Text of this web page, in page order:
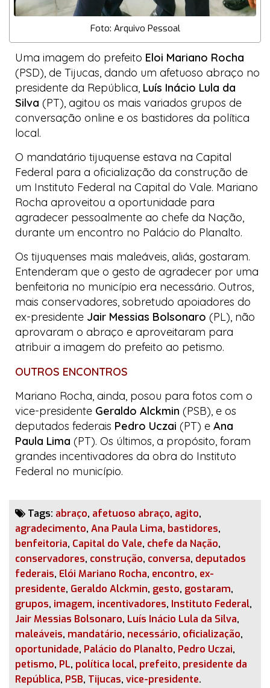
Foto: Arquivo Pessoal
Uma imagem do prefeito Eloi Mariano Rocha
(PSD), de Tijucas, dando um afetuoso abraço no
presidente da República, Luís Inácio Lula da
Silva (PT), agitou os mais variados grupos de
conversação online e os bastidores da política
local.
O mandatário tijuquense estava na Capital
Federal para a oficialização da construção de
um Instituto Federal na Capital do Vale. Mariano
Rocha aproveitou a oportunidade para
agradecer pessoalmente ao chefe da Nação,
durante um encontro no Palácio do Planalto.
Os tijuquenses mais maleáveis, aliás, gostaram.
Entenderam que o gesto de agradecer por uma
benfeitoria no município era necessário. Outros,
mais conservadores, sobretudo apoiadores do
ex-presidente Jair Messias Bolsonaro (PL), não
aprovaram o abraço e aproveitaram para
atribuir a imagem do prefeito ao petismo.
OUTROS ENCONTROS
Mariano Rocha, ainda, posou para fotos com o
vice-presidente Geraldo Alckmin (PSB), e os
deputados federais Pedro Uczai (PT) e Ana
Paula Lima (PT). Os últimos, a propósito, foram
grandes incentivadores da obra do Instituto
Federal no município.
Tags: abraço, afetuoso abraço, agito,
agradecimento, Ana Paula Lima, bastidores,
benfeitoria, Capital do Vale, chefe da Nação,
conservadores, construção, conversa, deputados
federais, Elói Mariano Rocha, encontro, ex-
presidente, Geraldo Alckmin, gesto, gostaram,
grupos, imagem, incentivadores, Instituto Federal,
Jair Messias Bolsonaro, Luís Inácio Lula da Silva,
maleáveis, mandatário, necessário, oficialização,
oportunidade, Palácio do Planalto, Pedro Uczai,
petismo, PL, política local, prefeito, presidente da
República, PSB, Tijucas, vice-presidente.